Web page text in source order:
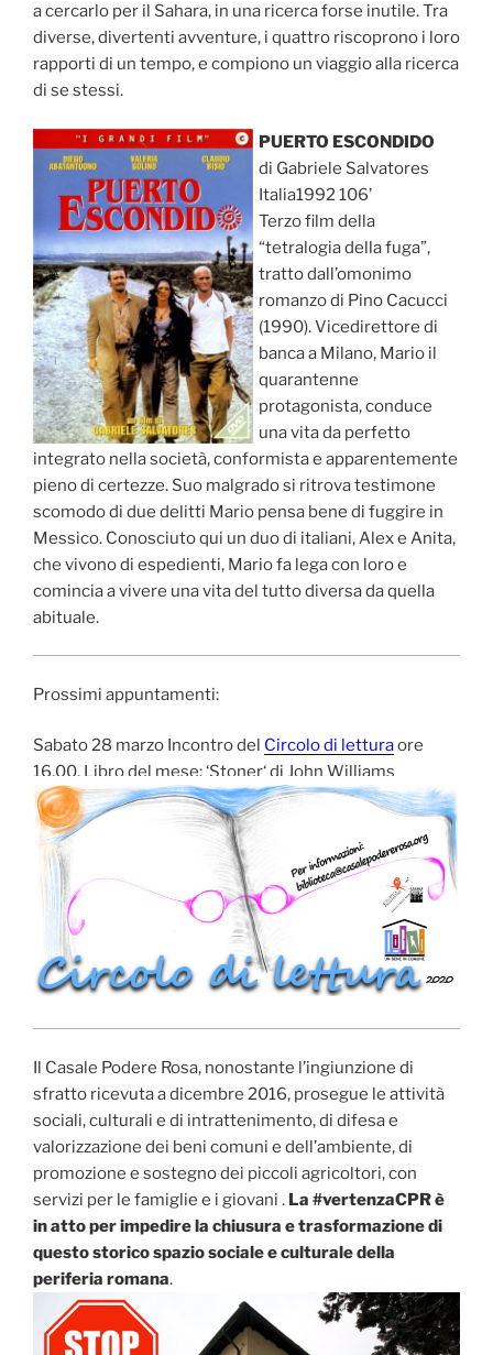
a cercarlo per il Sahara, in una ricerca forse inutile. Tra
diverse, divertenti avventure, i quattro riscoprono i loro
rapporti di un tempo, e compiono un viaggio alla ricerca
di se stessi.
PUERTO ESCONDIDO
di Gabriele Salvatores
Italia1992 106’
Terzo film della
“tetralogia della fuga”,
tratto dall’omonimo
romanzo di Pino Cacucci
(1990). Vicedirettore di
banca a Milano, Mario il
quarantenne
protagonista, conduce
una vita da perfetto
integrato nella società, conformista e apparentemente
pieno di certezze. Suo malgrado si ritrova testimone
scomodo di due delitti Mario pensa bene di fuggire in
Messico. Conosciuto qui un duo di italiani, Alex e Anita,
che vivono di espedienti, Mario fa lega con loro e
comincia a vivere una vita del tutto diversa da quella
abituale.
Prossimi appuntamenti:
Sabato 28 marzo Incontro del Circolo di letturaore
16,00. Libro del mese: ‘Stoner‘ di John Williams
Il Casale Podere Rosa, nonostante l’ingiunzione di
sfratto ricevuta a dicembre 2016, prosegue le attività
sociali, culturali e di intrattenimento, di difesa e
valorizzazione dei beni comuni e dell’ambiente, di
promozione e sostegno dei piccoli agricoltori, con
servizi per le famiglie e i giovani . La #vertenzaCPR è
in atto per impedire la chiusura e trasformazione di
questo storico spazio sociale e culturale della
periferia romana.